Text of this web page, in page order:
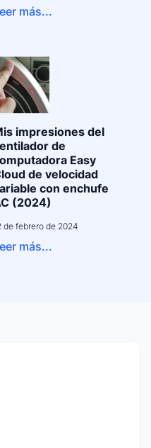
más...
impresiones del
de
Easy
de velocidad
con enchufe
(2024)
de febrero de 2024
más...